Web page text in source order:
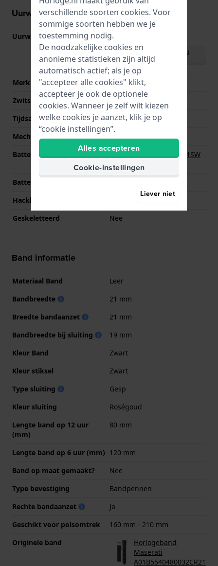
Uurwerk informatie
Uurwerk nr. JS20
Download handleiding
(English)
Merk uurwerk
Miyota
Zwitsers uurwerk
Nee
Tijdsaanduiding
Analoog
Mechanisme
Quartz
Batterij
Renata R364 364 / SR621SW
Batterij
Batterijduur
Hackbaar
Geskeletteerd
Nee
Band informatie
Materiaal Band
Leer
Bandbreedte
21 mm
Breedte bandaanzet
21 mm
Bandbreedte bij sluiting
19 mm
Kleur Band
Zwart
Kleur stiksel
Zwart
Type sluiting
Gesp
Kleur sluiting
Roségoud
Lengte band op 12 uur
(mm)
80 mm
Lengte band op 6 uur (mm) 120 mm
Band op maat gemaakt?
Nee
Type bevestiging
Bandpennen
Rechte bandaanzet
Ja
Geschikt voor polsomtrek
160 mm - 210 mm
Originele band
Horlogeband
Maserati
A01B5540480032CR21
verschillende soorten cookies. Voor
sommige soorten hebben we je
toestemming nodig.
De noodzakelijke cookies en
anonieme statistieken zijn altijd
automatisch actief; als je op
"accepteer alle cookies" klikt,
accepteer je ook de optionele
cookies. Wanneer je zelf wilt kiezen
welke cookies je aanzet, klik je op
“cookie instellingen”.
Alles accepteren
Cookie-instellingen
Liever niet